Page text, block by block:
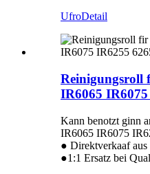
UfroDetail
Reinigungsroll
IR6065
Kann benotzt ginn
IR6065 IR6075
● Direktverkaaf aus
●1:1 Ersatz bei